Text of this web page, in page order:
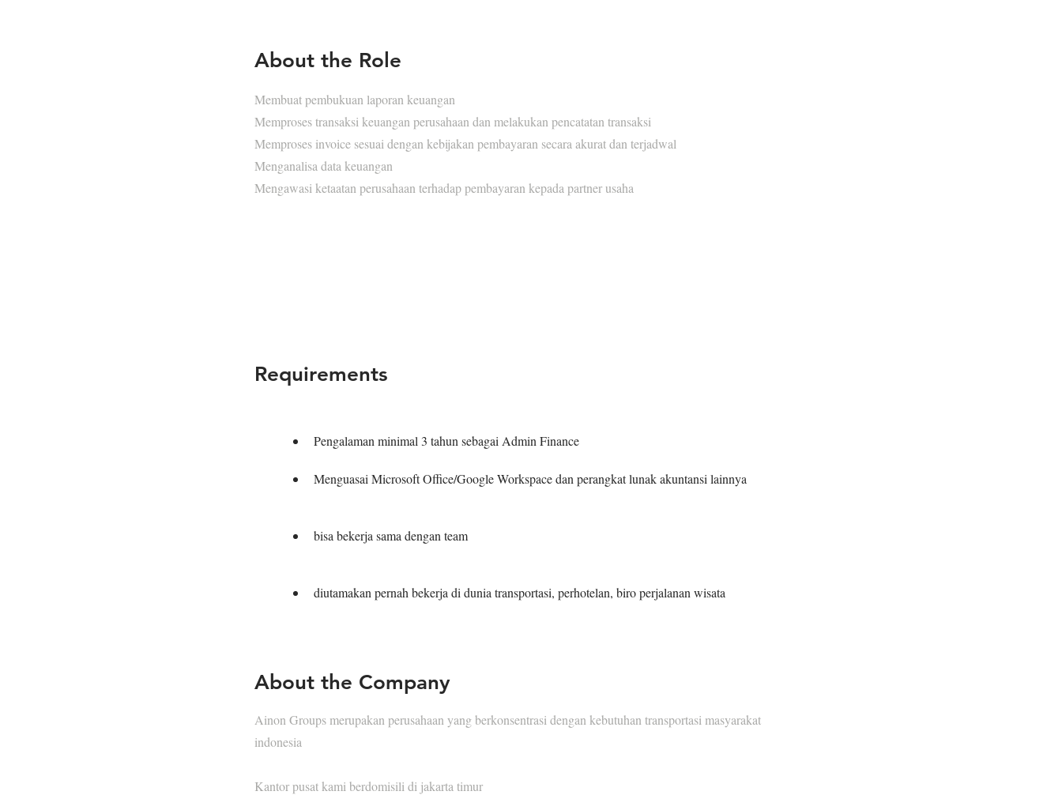
About the Role
Membuat pembukuan laporan keuangan
Memproses transaksi keuangan perusahaan dan melakukan pencatatan transaksi
Memproses invoice sesuai dengan kebijakan pembayaran secara akurat dan terjadwal
Menganalisa data keuangan
Mengawasi ketaatan perusahaan terhadap pembayaran kepada partner usaha
Requirements
Pengalaman minimal 3 tahun sebagai Admin Finance
Menguasai Microsoft Office/Google Workspace dan perangkat lunak akuntansi lainnya
bisa bekerja sama dengan team
diutamakan pernah bekerja di dunia transportasi, perhotelan, biro perjalanan wisata
About the Company
Ainon Groups merupakan perusahaan yang berkonsentrasi dengan kebutuhan transportasi masyarakat
indonesia
Kantor pusat kami berdomisili di jakarta timur